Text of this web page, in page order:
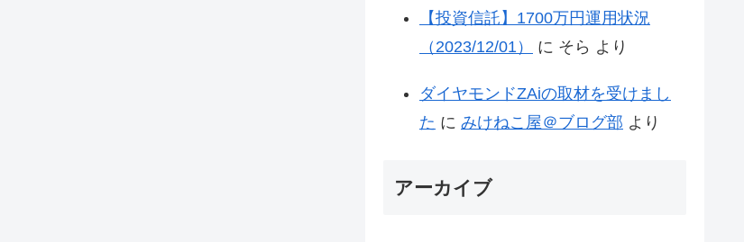
【投資信託】1700万円運用状況
（2023/12/01）
に そら より
ダイヤモンドZAiの取材を受けまし
た に みけねこ屋＠ブログ部 より
アーカイブ